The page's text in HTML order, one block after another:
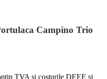
Campino Trio
TVA și costurile DEEE și